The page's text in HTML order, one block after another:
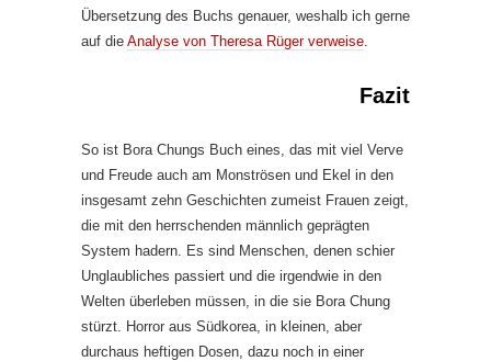
Übersetzung des Buchs genauer, weshalb ich gerne
auf die Analyse von Theresa Rüger verweise
Fazit
So ist Bora Chungs Buch eines, das mit viel Verve
und Freude auch am Monströsen und Ekel in den
insgesamt zehn Geschichten zumeist Frauen zeigt,
die mit den herrschenden männlich geprägten
System hadern. Es sind Menschen, denen schier
Unglaubliches passiert und die irgendwie in den
Welten überleben müssen, in die sie Bora Chung
stürzt. Horror aus Südkorea, in kleinen, aber
durchaus heftigen Dosen, dazu noch in einer